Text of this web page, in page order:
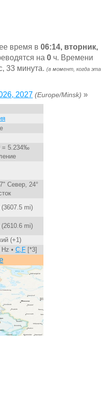
время в 06:14, вторник,
на 0ч. Времени
33 минута. (в момент, когда эта
2027 (Europe/Minsk) »
= 5.234‰
Север, 24°
mi)
mi)
(+1)
• C,F[*3]